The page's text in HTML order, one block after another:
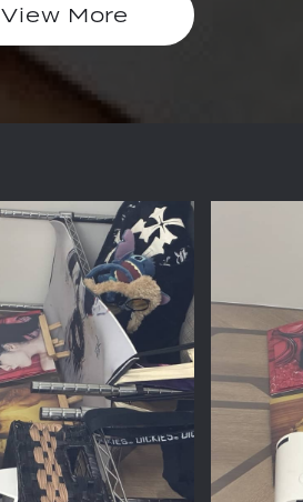
View More